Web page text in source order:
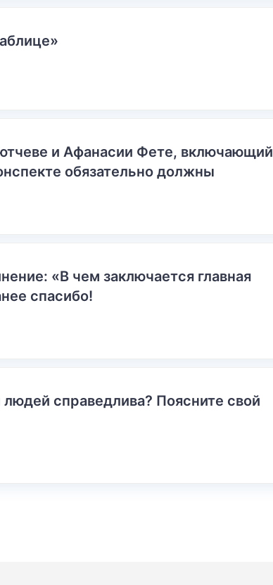
и Афанасии Фете, включающий
обязательно должны
«В чем заключается главная
спасибо!
справедлива? Поясните свой